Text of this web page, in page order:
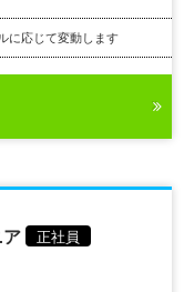
に応じて変動します
ア
正社員